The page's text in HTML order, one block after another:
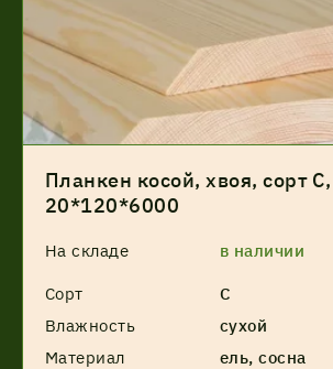
Планкен косой, хвоя, сорт С,
20*120*6000
На складе в наличии
Сорт
С
Влажность
сухой
Материал
ель, сосна